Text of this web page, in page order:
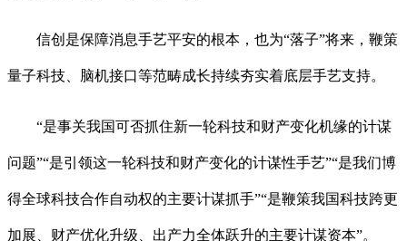
信创是保障消息手艺平安的根本，也为“落子”将来，鞭策
量子科技、脑机接口等范畴成长持续夯实着底层手艺支持。
“是事关我国可否抓住新一轮科技和财产变化机缘的计谋
问题”“是引领这一轮科技和财产变化的计谋性手艺”“是我们博
得全球科技合作自动权的主要计谋抓手”“是鞭策我国科技跨更
加展、财产优化升级、出产力全体跃升的主要计谋资本”。